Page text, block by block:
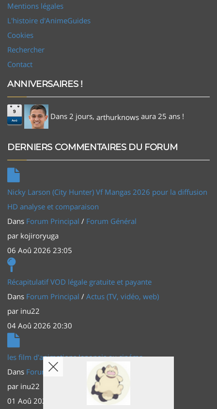
Mentions légales
L'histoire d'AnimeGuides
Cookies
Rechercher
Contact
ANNIVERSAIRES !
9
Aoû Dans 2 jours, arthurknows aura 25 ans !
DERNIERS COMMENTAIRES DU FORUM
Nicky Larson (City Hunter) Vf Mangas 2026 pour la diffusion
HD analyse et comparaison
Dans Forum Principal / Forum Général
par kojiroryuga
06 Aoû 2026 23:05
Récapitulatif VOD légale gratuite et payante
Dans Forum Principal / Actus (TV, vidéo, web)
par inu22
04 Aoû 2026 20:30
les film d'animations Japonais au cinéma
Dans Forum Principal
Actus (TV, vidéo, web)
par inu22
01 Aoû 2026 20:56